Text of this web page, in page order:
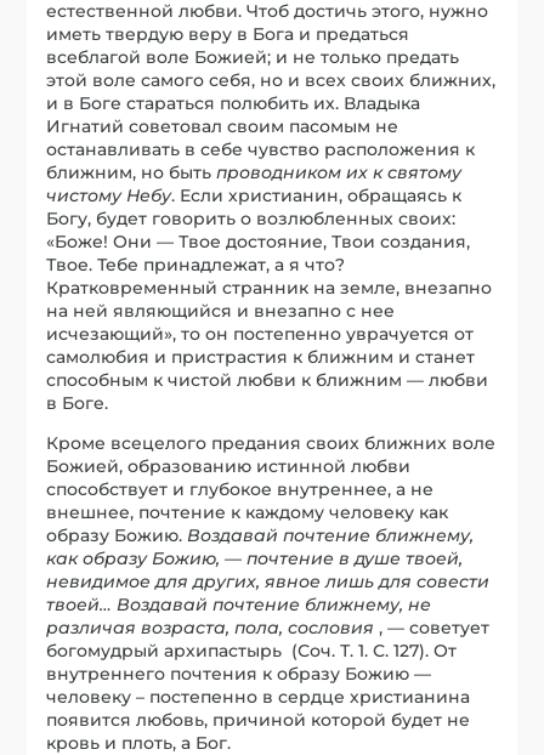
естественной любви. Чтоб достичь этого, нужно
иметь твердую веру в Бога и предаться
всеблагой воле Божией; и не только предать
этой воле самого себя, но и всех своих ближних,
и в Боге стараться полюбить их. Владыка
Игнатий советовал своим пасомым не
останавливать в себе чувство расположения к
ближним, но бытьпроводником их к святому
чистому Небу. Если христианин, обращаясь к
Богу, будет говорить о возлюбленных своих:
«Боже! Они — Твое достояние, Твои создания,
Твое. Тебе принадлежат, а я что?
Кратковременный странник на земле, внезапно
на ней являющийся и внезапно с нее
исчезающий», то он постепенно уврачуется от
самолюбия и пристрастия к ближним и станет
способным к чистой любви к ближним — любви
в Боге.
Кроме всецелого предания своих ближних воле
Божией, образованию истинной любви
способствует и глубокое внутреннее, а не
внешнее, почтение к каждому человеку как
образу Божию.Воздавай почтение ближнему,
как образу Божию, — почтение в душе твоей,
невидимое для других, явное лишь для совести
твоей… Воздавай почтение ближнему, не
различая возраста, пола, сословия, — советует
богомудрый архипастырь (Соч. Т. 1. С. 127). От
внутреннего почтения к образу Божию —
человеку – постепенно в сердце христианина
появится любовь, причиной которой будет не
кровь и плоть, а Бог.